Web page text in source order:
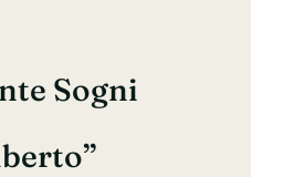
Sogni